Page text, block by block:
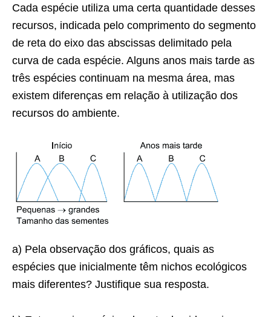
Cada espécie utiliza uma certa quantidade desses
recursos, indicada pelo comprimento do segmento
de reta do eixo das abscissas delimitado pela
curva de cada espécie. Alguns anos mais tarde as
três espécies continuam na mesma área, mas
existem diferenças em relação à utilização dos
recursos do ambiente.
a) Pela observação dos gráficos, quais as
espécies que inicialmente têm nichos ecológicos
mais diferentes? Justifique sua resposta.